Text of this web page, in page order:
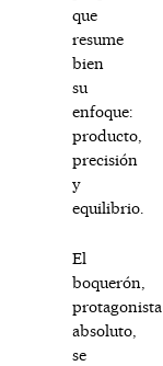
que
resume
bien
su
enfoque:
producto,
precisión
y
equilibrio.
El
boquerón,
protagonista
absoluto,
se